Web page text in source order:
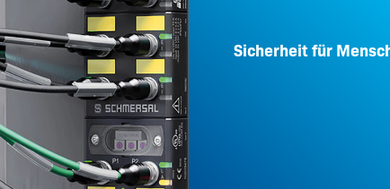
Sicherheit für